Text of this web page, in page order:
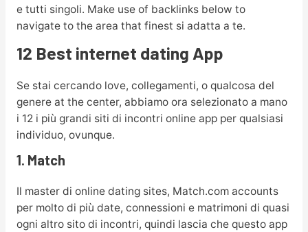
e tutti singoli. Make use of backlinks below to
navigate to the area that finest si adatta a te.
12 Best internet dating App
Se stai cercando love, collegamenti, o qualcosa del
genere at the center, abbiamo ora selezionato a mano
i 12 i più grandi siti di incontri online app per qualsiasi
individuo, ovunque.
1. Match
Il master di online dating sites, Match.com accounts
per molto di più date, connessioni e matrimoni di quasi
ogni altro sito di incontri, quindi lascia che questo app